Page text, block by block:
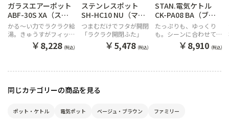
ガラスエアーポット
ABF-30S XA（ステ
ンレス）
かる～い力でラクラク給
湯。きゅうすがフィット
しやすいD型フォルム
￥8,228 (税込)
ステンレスポット
SH-HC10 NU（マッ
トカッパー）
つまむだけでフタが開閉
「ラクラク開閉ふた」
￥5,478 (税込)
STAN.電気ケトル
CK-PA08 BA（ブラ
ック）
たっぷりも、ゆっくり
も。シーンに合わせて2
つの注ぎ方が選べるケト
￥8,910 (税込)
同じカテゴリーの商品を見る
ポット・ケトル 電気ポット ベージュ・ブラウン ファミリー